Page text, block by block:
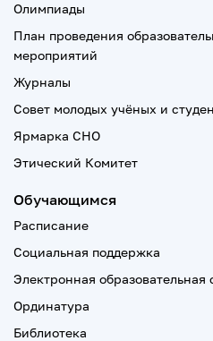
Олимпиады
План проведения
мероприятий
Журналы
Совет молодых учёных и
Ярмарка СНО
Этический Комитет
Обучающимся
Расписание
Социальная поддержка
Электронная образовательная
Ординатура
Библиотека